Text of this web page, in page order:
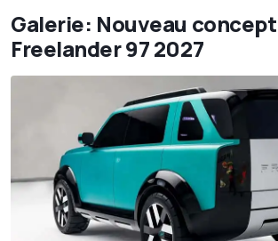
Galerie: Nouveau concept
Freelander 97 2027